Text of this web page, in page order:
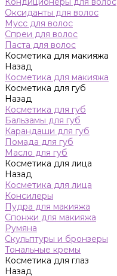
Оксиданты для волос
Мусс для волос
Спреи для волос
Паста для волос
Косметика для макияжа
Назад
Косметика для макияжа
Косметика для губ
Назад
Косметика для губ
Бальзамы для губ
Карандаши для губ
Помада для губ
Масло для губ
Косметика для лица
Назад
Косметика для лица
Консилеры
Пудра для макияжа
Спонжи для макияжа
Румяна
Скульптуры и бронзеры
Тональные кремы
Косметика для глаз
Назад